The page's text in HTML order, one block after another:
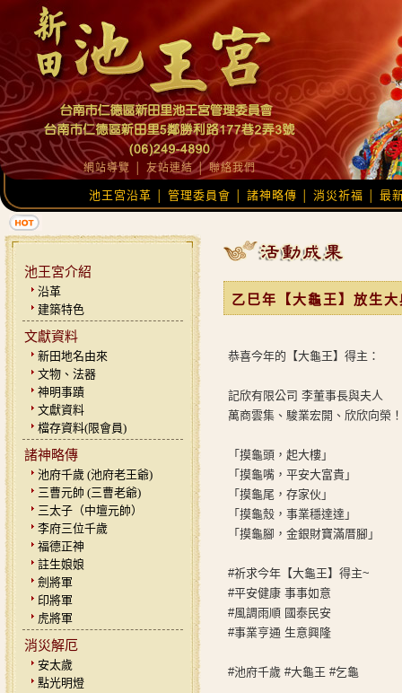
網站導覽 友站連結│聯絡我們
池王宮沿革 管理委員會 諸神略傳 消災祈福 最
池王宮介紹
沿革
建築特色
文獻資料
新田地名由來
文物、法器
神明事蹟
文獻資料
檔存資料(限會員)
諸神略傳
池府千歲 (池府老王爺)
三曹元帥 (三曹老爺)
三太子（中壇元帥）
李府三位千歲
福德正神
註生娘娘
劍將軍
印將軍
虎將軍
消災解厄
安太歲
點光明燈
乙巳年【大龜王】放生大
恭喜今年的【大龜王】得主：
記欣有限公司 李董事長與夫人
萬商雲集、駿業宏開、欣欣向榮！
「摸龜頭，起大樓」
「摸龜嘴，平安大富貴」
「摸龜尾，存家伙」
「摸龜殼，事業穩達達」
「摸龜腳，金銀財寶滿厝腳」
#祈求今年【大龜王】得主~
#平安健康 事事如意
#風調雨順 國泰民安
#事業亨通 生意興隆
#池府千歲 #大龜王 #乞龜